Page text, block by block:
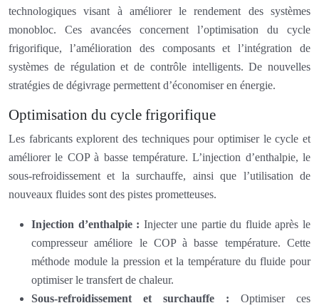
technologiques visant à améliorer le rendement des systèmes
monobloc. Ces avancées concernent l’optimisation du cycle
frigorifique, l’amélioration des composants et l’intégration de
systèmes de régulation et de contrôle intelligents. De nouvelles
stratégies de dégivrage permettent d’économiser en énergie.
Optimisation du cycle frigorifique
Les fabricants explorent des techniques pour optimiser le cycle et
améliorer le COP à basse température. L’injection d’enthalpie, le
sous-refroidissement et la surchauffe, ainsi que l’utilisation de
nouveaux fluides sont des pistes prometteuses.
Injection d’enthalpie : Injecter une partie du fluide après le
compresseur améliore le COP à basse température. Cette
méthode module la pression et la température du fluide pour
optimiser le transfert de chaleur.
Sous-refroidissement et surchauffe : Optimiser ces